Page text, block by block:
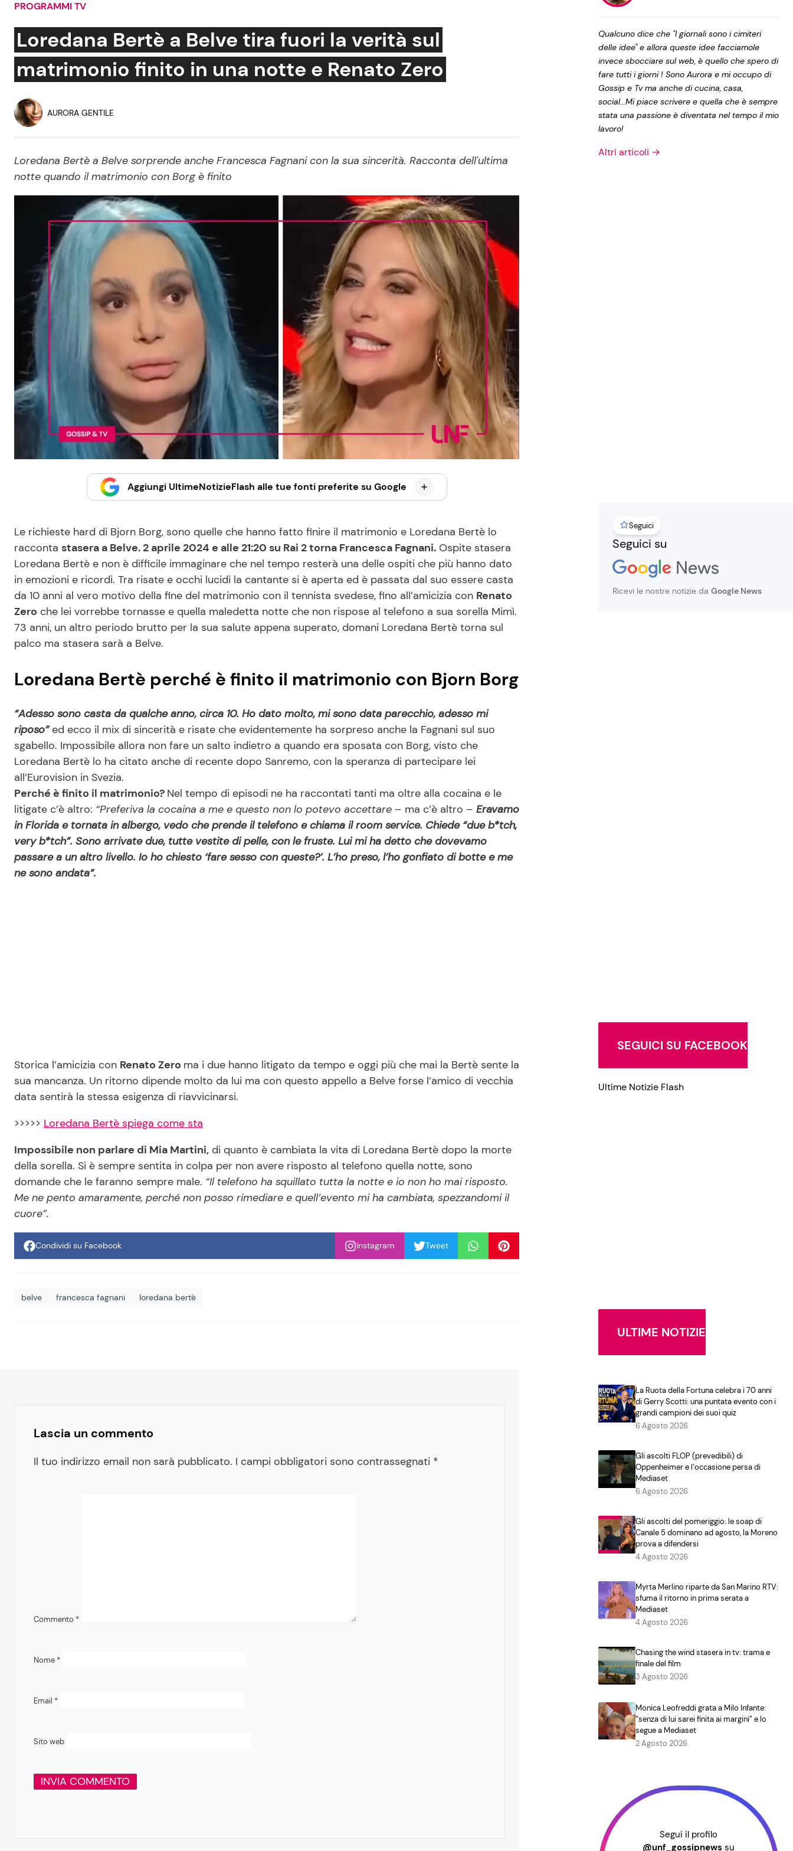
Social News
News dal mondo
Benessere
Mondo Mamma
News benessere
Salute
Viaggi e Turismo
Festività
Cucina e Ricette
Le Ricette in TV
Ricette Facili e Veloci
Ricette Feste
Ricette per Bambini
Privacy Policy
PROGRAMMI TV
Loredana Bertè a Belve tira fuori la verità sul
matrimonio finito in una notte e Renato Zero
AURORA GENTILE
Loredana Bertè a Belve sorprende anche Francesca Fagnani con la sua sincerità. Racconta dell'ultima
notte quando il matrimonio con Borg è finito
Aggiungi UltimeNotizieFlash alle tue fonti preferite su Google
Le richieste hard di Bjorn Borg, sono quelle che hanno fatto finire il matrimonio e Loredana Bertè lo
racconta stasera a Belve. 2 aprile 2024 e alle 21:20 su Rai 2 torna Francesca Fagnani. Ospite stasera
Loredana Bertè e non è difficile immaginare che nel tempo resterà una delle ospiti che più hanno dato
in emozioni e ricordi. Tra risate e occhi lucidi la cantante si è aperta ed è passata dal suo essere casta
da 10 anni al vero motivo della fine del matrimonio con il tennista svedese, fino all’amicizia con Renato
Zero che lei vorrebbe tornasse e quella maledetta notte che non rispose al telefono a sua sorella Mimì.
73 anni, un altro periodo brutto per la sua salute appena superato, domani Loredana Bertè torna sul
palco ma stasera sarà a Belve.
Loredana Bertè perché è finito il matrimonio con Bjorn Borg
“Adesso sono casta da qualche anno, circa 10. Ho dato molto, mi sono data parecchio, adesso mi
riposo”ed ecco il mix di sincerità e risate che evidentemente ha sorpreso anche la Fagnani sul suo
sgabello. Impossibile allora non fare un salto indietro a quando era sposata con Borg, visto che
Loredana Bertè lo ha citato anche di recente dopo Sanremo, con la speranza di partecipare lei
all’Eurovision in Svezia.
Perché è finito il matrimonio? Nel tempo di episodi ne ha raccontati tanti ma oltre alla cocaina e le
litigate c’è altro: “Preferiva la cocaina a me e questo non lo potevo accettare – ma c’è altro – Eravamo
in Florida e tornata in albergo, vedo che prende il telefono e chiama il room service. Chiede “due b*tch,
very b*tch”. Sono arrivate due, tutte vestite di pelle, con le fruste. Lui mi ha detto che dovevamo
passare a un altro livello. Io ho chiesto ‘fare sesso con queste?’. L’ho preso, l’ho gonfiato di botte e me
ne sono andata”.
Storica l’amicizia con Renato Zero ma i due hanno litigato da tempo e oggi più che mai la Bertè sente la
sua mancanza. Un ritorno dipende molto da lui ma con questo appello a Belve forse l’amico di vecchia
data sentirà la stessa esigenza di riavvicinarsi.
>>>>> Loredana Bertè spiega come sta
Impossibile non parlare di Mia Martini, di quanto è cambiata la vita di Loredana Bertè dopo la morte
della sorella. Si è sempre sentita in colpa per non avere risposto al telefono quella notte, sono
domande che le faranno sempre male. “Il telefono ha squillato tutta la notte e io non ho mai risposto.
Me ne pento amaramente, perché non posso rimediare e quell’evento mi ha cambiata, spezzandomi il
cuore”.
Condividi su Facebook Instagram Tweet
belve francesca fagnani loredana bertè
Lascia un commento
Il tuo indirizzo email non sarà pubblicato. I campi obbligatori sono contrassegnati *
Commento *
Nome *
Email *
Sito web
Qualcuno dice che "I giornali sono i cimiteri
delle idee" e allora queste idee facciamole
invece sbocciare sul web, è quello che spero di
fare tutti i giorni ! Sono Aurora e mi occupo di
Gossip e Tv ma anche di cucina, casa,
social...Mi piace scrivere e quella che è sempre
stata una passione è diventata nel tempo il mio
lavoro!
Altri articoli →
Seguici
Seguici su
Ricevi le nostre notizie da Google News
SEGUICI SU FACEBOOK
Ultime Notizie Flash
ULTIME NOTIZIE
La Ruota della Fortuna celebra i 70 anni
di Gerry Scotti: una puntata evento con i
grandi campioni dei suoi quiz
6 Agosto 2026
Gli ascolti FLOP (prevedibili) di
Oppenheimer e l’occasione persa di
Mediaset
6 Agosto 2026
Gli ascolti del pomeriggio: le soap di
Canale 5 dominano ad agosto, la Moreno
prova a difendersi
4 Agosto 2026
Myrta Merlino riparte da San Marino RTV:
sfuma il ritorno in prima serata a
Mediaset
4 Agosto 2026
Chasing the wind stasera in tv: trama e
finale del film
3 Agosto 2026
Monica Leofreddi grata a Milo Infante:
“senza di lui sarei finita ai margini” e lo
segue a Mediaset
2 Agosto 2026
Segui il profilo
@unf_gossipnews su